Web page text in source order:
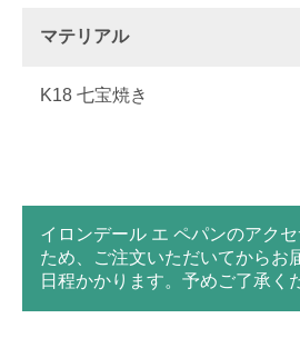
マテリアル
K18 七宝焼き
イロンデール エ ペパンのアク
ため、ご注文いただいてからお
日程かかります。予めご了承く